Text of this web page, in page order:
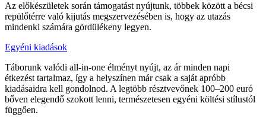
Az előkészületek során támogatást nyújtunk, többek között a bécsi
repülőtérre való kijutás megszervezésében is, hogy az utazás
mindenki számára gördülékeny legyen.
Egyéni kiadások
Táborunk valódi all-in-one élményt nyújt, az ár minden napi
étkezést tartalmaz, így a helyszínen már csak a saját apróbb
kiadásaidra kell gondolnod. A legtöbb résztvevőnek 100–200 euró
bőven elegendő szokott lenni, természetesen egyéni költési stílustól
függően.